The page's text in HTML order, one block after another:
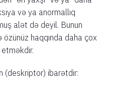
və ya anormallıq
alət də deyil. Bunun
haqqında daha çox
(deskriptor) ibarətdir: